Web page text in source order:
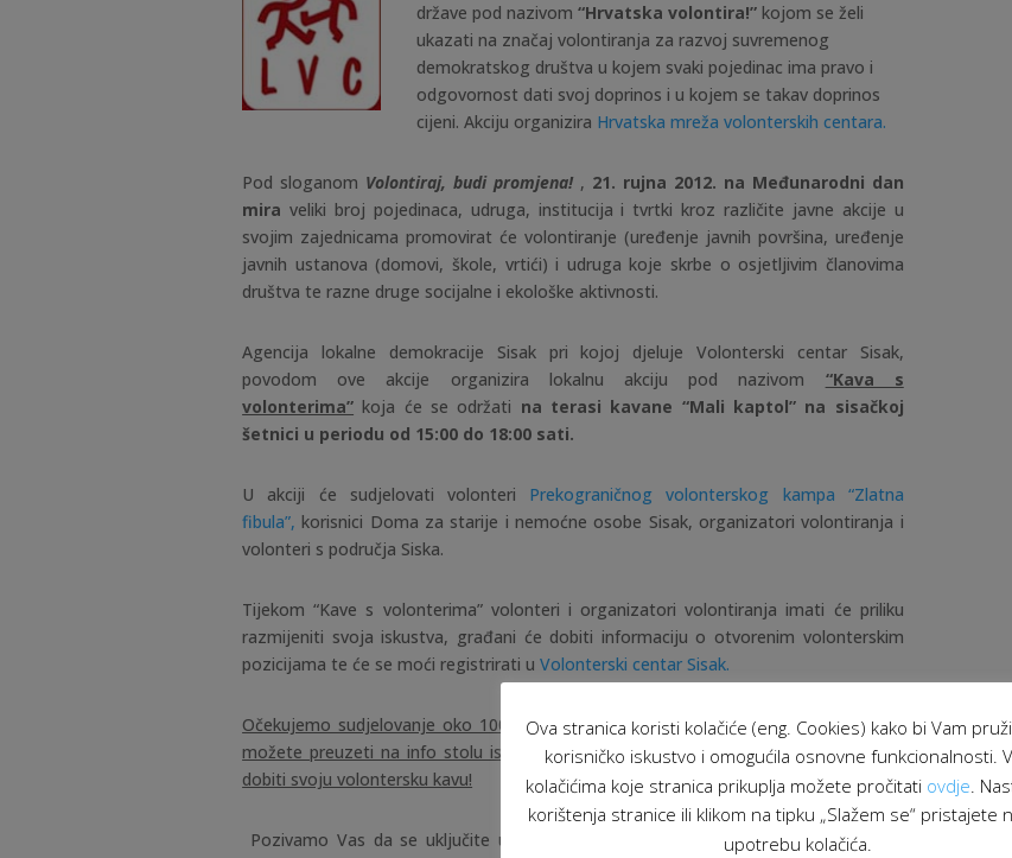
države pod nazivom“Hrvatska volontira!” kojom se želi
ukazati na značaj volontiranja za razvoj suvremenog
demokratskog društva u kojem svaki pojedinac ima pravo i
odgovornost dati svoj doprinos i u kojem se takav doprinos
cijeni. Akciju organizira Hrvatska mreža volonterskih centara.
Pod sloganom Volontiraj, budi promjena!, 21. rujna 2012. na Međunarodni dan
mira veliki broj pojedinaca, udruga, institucija i tvrtki kroz različite javne akcije u
svojim zajednicama promovirat će volontiranje (uređenje javnih površina, uređenje
javnih ustanova (domovi, škole, vrtići) i udruga koje skrbe o osjetljivim članovima
društva te razne druge socijalne i ekološke aktivnosti.
Agencija lokalne demokracije Sisak pri kojoj djeluje Volonterski centar Sisak,
povodom ove akcije organizira lokalnu akciju pod nazivom “Kava s
volonterima” koja će se održati na terasi kavane “Mali kaptol” na sisačkoj
šetnici u periodu od 15:00 do 18:00 sati.
U akciji će sudjelovati volonteri Prekograničnog volonterskog kampa “Zlatna
fibula”, korisnici Doma za starije i nemoćne osobe Sisak, organizatori volontiranja i
volonteri s područja Siska.
Tijekom “Kave s volonterima” volonteri i organizatori volontiranja imati će priliku
razmijeniti svoja iskustva, građani će dobiti informaciju o otvorenim volonterskim
pozicijama te će se moći registrirati uVolonterski centar Sisak.
Očekujemo sudjelovanje oko 100 volontera za koje smo osiguralinaljepnicekoje
možete preuzeti na info stolu ispred Malog kaptola s kojima ćete moći besplatno
dobiti svoju volontersku kavu!
Pozivamo Vas da se uključite u akciju te da zajedno doprinesemo promoviranju
Ova stranica koristi kolačiće (eng. Cookies) kako bi Vam
korisničko iskustvo i omogućila osnovne funkcionalnosti.
kolačićima koje stranica prikuplja možete pročitati ovdje .
korištenja stranice ili klikom na tipku „Slažem se“ pristajete
upotrebu kolačića.